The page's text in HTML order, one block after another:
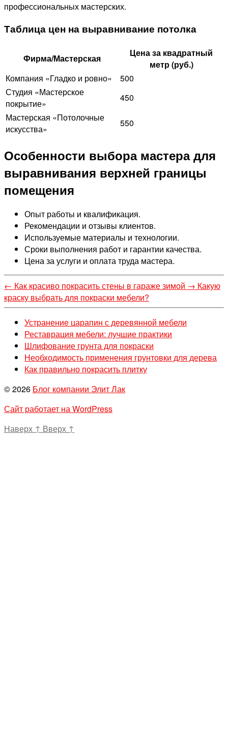
профессиональных мастерских.
Таблица цен на выравнивание потолка
Фирма/Мастерская
Цена за квадратный
метр (руб.)
Компания «Гладко и ровно»
500
Студия «Мастерское
покрытие»
450
Мастерская «Потолочные
искусства»
550
Особенности выбора мастера для
выравнивания верхней границы
помещения
Опыт работы и квалификация.
Рекомендации и отзывы клиентов.
Используемые материалы и технологии.
Сроки выполнения работ и гарантии качества.
Цена за услуги и оплата труда мастера.
← Как красиво покрасить стены в гараже зимой → Какую
краску выбрать для покраски мебели?
Устранение царапин с деревянной мебели
Реставрация мебели: лучшие практики
Шлифование грунта для покраски
Необходимость применения грунтовки для дерева
Как правильно покрасить плитку
© 2026 Блог компании Элит Лак
Сайт работает на WordPress
Наверх ↑ Вверх ↑